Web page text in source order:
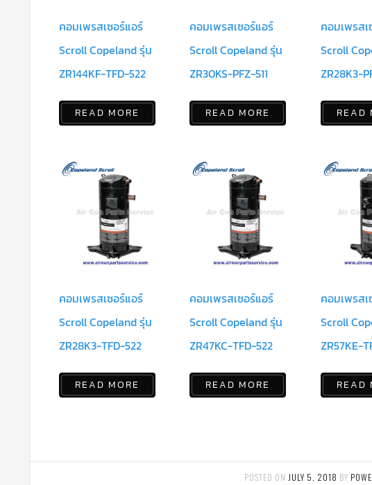
คอมเพรสเซอร์แอร์
Scroll Copeland รุ่น
ZR144KF-TFD-522
READ MORE
คอมเพรสเซอร์แอร์
Scroll Copeland รุ่น
ZR30KS-PFZ-511
READ MORE
คอมเพรส
Scroll
ZR28K3-
READ
คอมเพรสเซอร์แอร์
Scroll Copeland รุ่น
ZR28K3-TFD-522
READ MORE
คอมเพรสเซอร์แอร์
Scroll Copeland รุ่น
ZR47KC-TFD-522
READ MORE
คอมเพรส
Scroll
ZR57KE-
READ
POSTED ON JULY 5, 2018 BY